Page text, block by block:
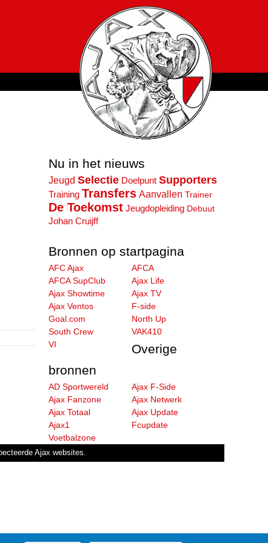
Nu in het nieuws
Jeugd Selectie Doelpunt Supporters
Training Transfers Aanvallen Trainer
De Toekomst Jeugdopleiding Debuut
Johan Cruijff
Bronnen op startpagina
AFC Ajax
AFCA
AFCA SupClub
Ajax Life
Ajax Showtime
Ajax TV
Ajax Ventos
F-side
Goal.com
North Up
South Crew
VAK410
VI
Overige
bronnen
AD Sportwereld
Ajax F-Side
Ajax Fanzone
Ajax Netwerk
Ajax Totaal
Ajax Update
Ajax1
Fcupdate
Voetbalzone
Ajax websites.